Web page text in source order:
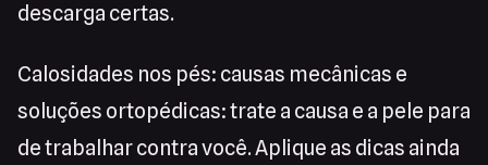
descarga certas.
Calosidades nos pés: causas mecânicas e
soluções ortopédicas: trate a causa e a pele para
de trabalhar contra você. Aplique as dicas ainda